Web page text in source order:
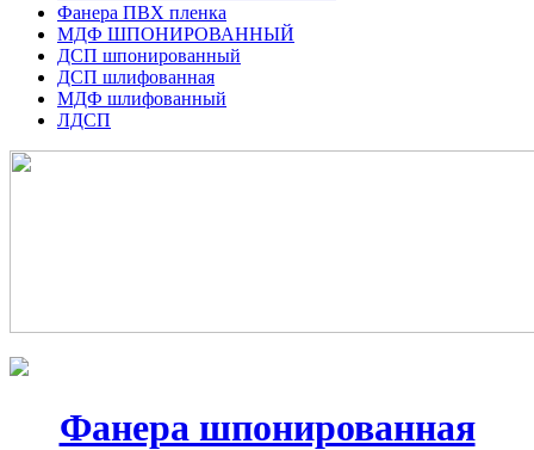
Фанера ПВХ пленка
МДФ ШПОНИРОВАННЫЙ
ДСП шпонированный
ДСП шлифованная
МДФ шлифованный
ЛДСП
Фанера шпонированная